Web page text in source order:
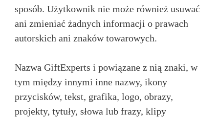
sposób. Użytkownik nie może również usuwać
ani zmieniać żadnych informacji o prawach
autorskich ani znaków towarowych.
Nazwa GiftExperts i powiązane z nią znaki, w
tym między innymi inne nazwy, ikony
przycisków, tekst, grafika, logo, obrazy,
projekty, tytuły, słowa lub frazy, klipy